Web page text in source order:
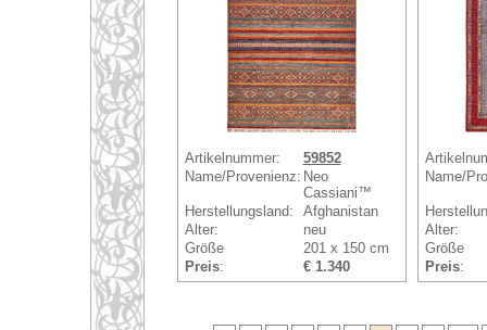
Artikelnummer:
59852
Name/Provenienz: Neo
Cassiani™
Herstellungsland:
Afghanistan
Alter:
neu
Größe
201 x 150 cm
Preis: € 1.340
Name/
Alter:
Größe
Preis: